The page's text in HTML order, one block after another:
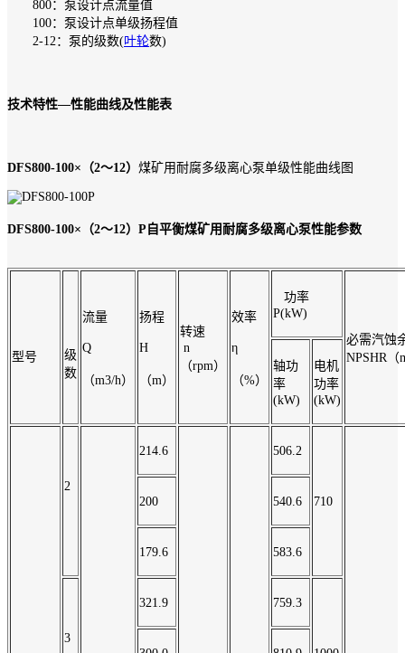
800：泵设计点流量值
100：泵设计点单级扬程值
2-12：泵的级数(叶轮数)
技术特性—性能曲线及性能表
DFS800-100×（2～12） 煤矿用耐腐多级离心泵单级性能曲线图
DFS800-100×（2～12）P自平衡煤矿用耐腐多级离心泵性能参数
型号
级
数
流量
Q
（m3/h）
扬程
H
（m）
转速
n
（rpm）
效率
η
（%）
功率
P(kW)
必需汽蚀
NPSHR（
轴功
率
(kW)
电机
功率
(kW)
2
214.6 506.2
710
200 540.6
179.6 583.6
3
321.9 759.3